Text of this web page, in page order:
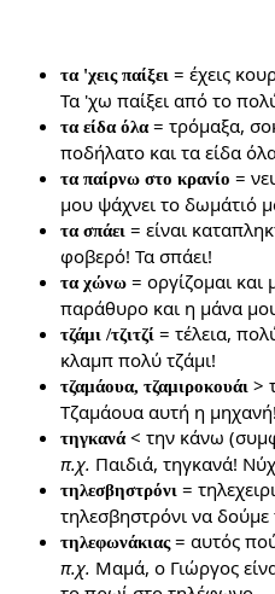
τα 'χεις παίξει = έχεις
Τα 'χω παίξει από το
τα είδα όλα= τρόμαξα,
ποδήλατο και τα είδα
τα παίρνω στο κρανίο =
μου ψάχνει το δωμάτιό
τα σπάει = είναι
φοβερό! Τα σπάει!
τα χώνω = οργίζομαι και
παράθυρο και η μάνα
τζάμι /τζιτζί = τέλεια,
κλαμπ πολύ τζάμι!
τζαμάουα, τζαμιροκουάι >
Τζαμάουα αυτή η μηχανή!
τηγκανά< την κάνω
π.χ. Παιδιά, τηγκανά!
τηλεσβηστρόνι =
τηλεσβηστρόνι να δούμε
τηλεφωνάκιας= αυτός
π.χ. Μαμά, ο Γιώργος